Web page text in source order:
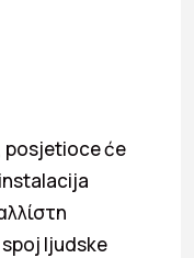
posjetioce će
spoj ljudske